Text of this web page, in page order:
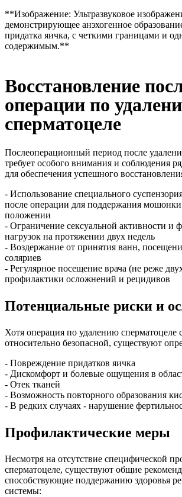
**Изображение: Ультразвуковое
демонстрирующее анэхогенное
придатка яичка, с четкими границами и
содержимым.**
Восстановление
операции по
сперматоцеле
Послеоперационный период после
требует особого внимания и соблюдения
для обеспечения успешного
- Использование специального
после операции для поддержания
положении
- Ограничение сексуальной активности и
нагрузок на протяжении двух недель
- Воздержание от принятия ванн,
соляриев
- Регулярное посещение врача (не реже
профилактики осложнений и рецидивов
Потенциальные риски и
Хотя операция по удалению сперматоцеле
относительно безопасной, существуют
- Повреждение придатков яичка
- Дискомфорт и болевые ощущения в
- Отек тканей
- Возможность повторного образования
- В редких случаях - нарушение
Профилактические меры
Несмотря на отсутствие специфической
сперматоцеле, существуют общие
способствующие поддержанию здоровья
системы: